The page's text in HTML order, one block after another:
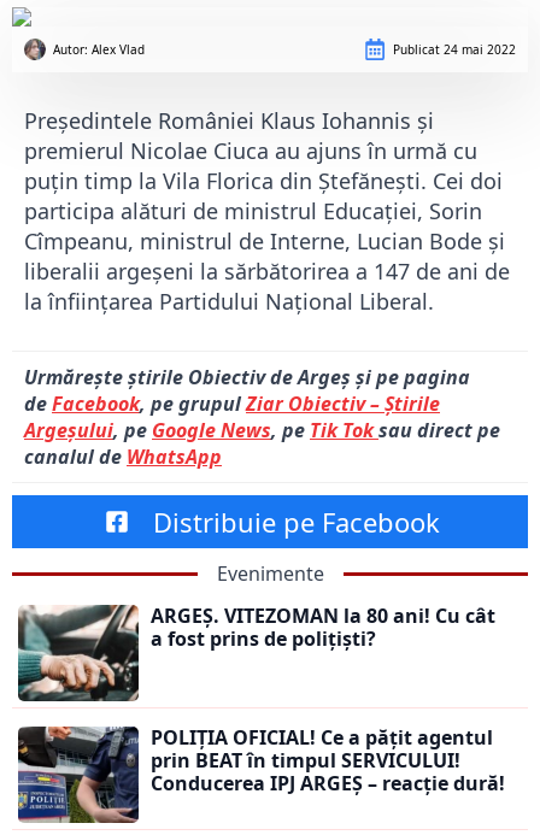
Autor: Alex Vlad Publicat 24 mai 2022
Președintele României Klaus Iohannis și
premierul Nicolae Ciuca au ajuns în urmă cu
puțin timp la Vila Florica din Ștefănești. Cei doi
participa alături de ministrul Educației, Sorin
Cîmpeanu, ministrul de Interne, Lucian Bode și
liberalii argeșeni la sărbătorirea a 147 de ani de
la înființarea Partidului Național Liberal.
Urmărește știrile Obiectiv de Argeș și pe pagina
deFacebook, pe grupulZiar Obiectiv – Știrile
Argeșului, pe Google News, pe Tik Toksau direct pe
canalul de WhatsApp
Distribuie pe Facebook
Evenimente
ARGEȘ. VITEZOMAN la 80 ani! Cu cât
a fost prins de polițiști?
POLIȚIA OFICIAL! Ce a pățit agentul
prin BEAT în timpul SERVICULUI!
Conducerea IPJ ARGEȘ – reacție dură!